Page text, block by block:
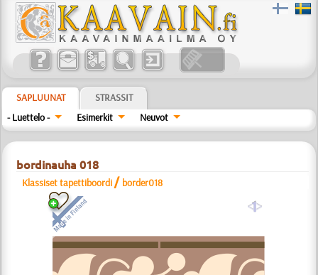
SAPLUUNAT
STRASSIT
- Luettelo -
Esimerkit Neuvot
bordinauha 018
Klassiset tapettiboordi / border018
a